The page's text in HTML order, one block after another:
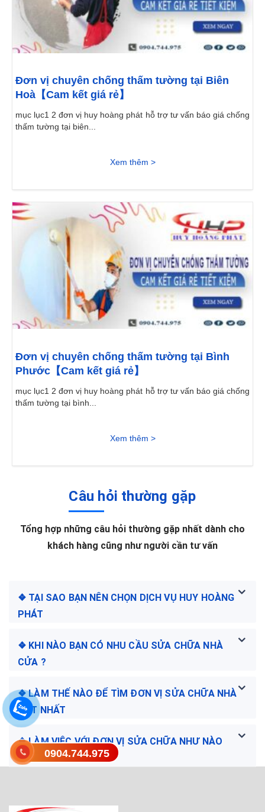
Đơn vị chuyên chống thấm tường tại Biên
Hoà【Cam kết giá rẻ】
mục lục1 2 đơn vị huy hoàng phát hỗ trợ tư vấn báo giá chống
thấm tường tại biên...
Xem thêm >
Đơn vị chuyên chống thấm tường tại Bình
Phước【Cam kết giá rẻ】
mục lục1 2 đơn vị huy hoàng phát hỗ trợ tư vấn báo giá chống
thấm tường tại bình...
Xem thêm >
Câu hỏi thường gặp
Tổng hợp những câu hỏi thường gặp nhất dành cho
khách hàng cũng như người cần tư vấn
❖ TẠI SAO BẠN NÊN CHỌN DỊCH VỤ HUY HOÀNG
PHÁT
❖ KHI NÀO BẠN CÓ NHU CẦU SỬA CHỮA NHÀ
CỬA ?
❖ LÀM THẾ NÀO ĐỂ TÌM ĐƠN VỊ SỬA CHỮA NHÀ
TỐT NHẤT
❖ LÀM VIỆC VỚI ĐƠN VỊ SỬA CHỮA NHƯ NÀO
CHO ĐÚNG0904.744.975